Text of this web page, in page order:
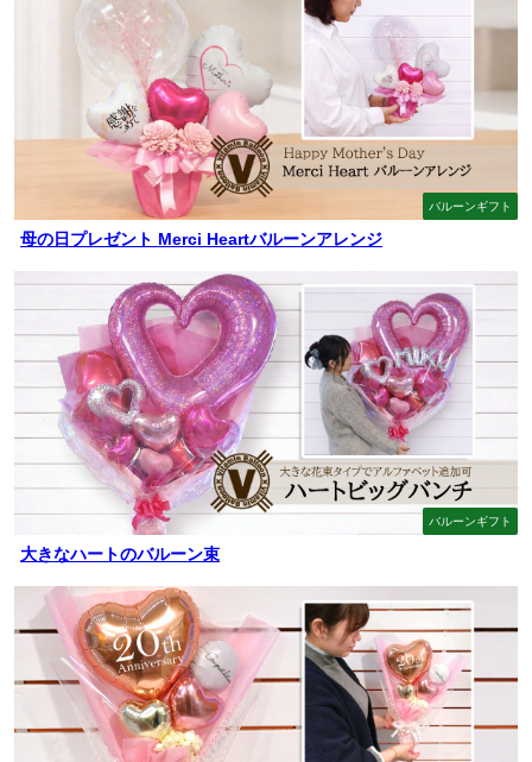
バルーンギフト
母の日プレゼント Merci Heartバルーンアレンジ
バルーンギフト
大きなハートのバルーン束